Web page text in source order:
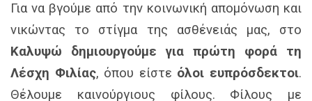
Για να βγούμε από την κοινωνική απομόνωση και
νικώντας το στίγμα της ασθένειάς μας, στο
Καλυψώ δημιουργούμε για πρώτη φορά τη
Λέσχη Φιλίας, όπου είστε όλοι ευπρόσδεκτοι.
Θέλουμε καινούργιους φίλους. Φίλους με